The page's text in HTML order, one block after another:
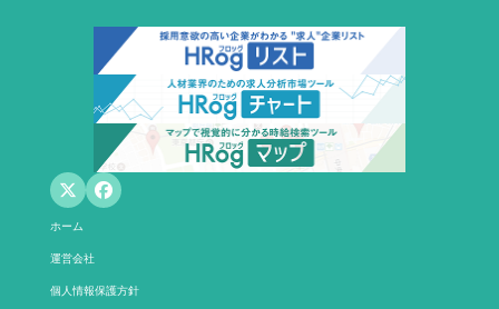
ホーム
運営会社
個人情報保護方針